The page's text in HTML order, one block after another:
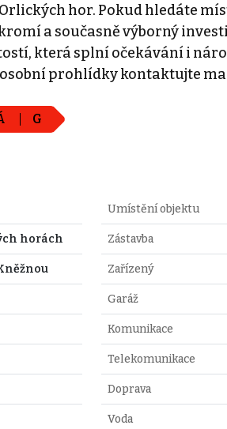
hor. Pokud hledáte
a současně výborný
která splní očekávání i
prohlídky kontaktujte
G
horách
Umístění objektu
Zástavba
Zařízený
Garáž
Komunikace
Telekomunikace
Doprava
Voda